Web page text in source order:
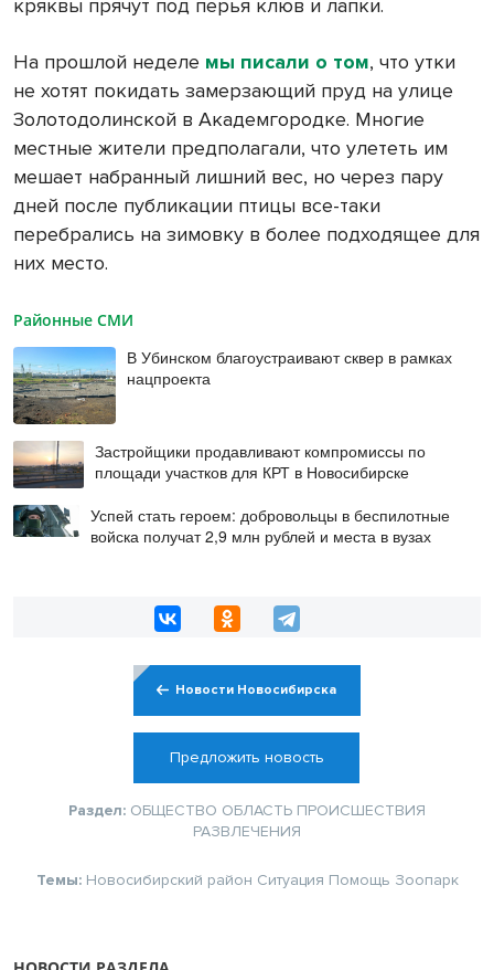
кряквы прячут под перья клюв и лапки.
На прошлой неделе мы писали о том, что утки
не хотят покидать замерзающий пруд на улице
Золотодолинской в Академгородке. Многие
местные жители предполагали, что улететь им
мешает набранный лишний вес, но через пару
дней после публикации птицы все-таки
перебрались на зимовку в более подходящее для
них место.
Районные СМИ
В Убинском благоустраивают сквер в рамках
нацпроекта
Застройщики продавливают компромиссы по
площади участков для КРТ в Новосибирске
Успей стать героем: добровольцы в беспилотные
войска получат 2,9 млн рублей и места в вузах
Новости Новосибирска
Предложить новость
Раздел: ОБЩЕСТВО ОБЛАСТЬ ПРОИСШЕСТВИЯ
РАЗВЛЕЧЕНИЯ
Темы: Новосибирский район Ситуация Помощь Зоопарк